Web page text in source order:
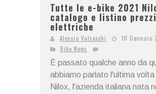
Tutte le e-bike 2021
catalogo e listino
elettriche
Alessio Valsecchi
10 Gennaio
Bike News
È passato qualche anno da
abbiamo parlato l'ultima volta
Nilox, l'azienda italiana nata